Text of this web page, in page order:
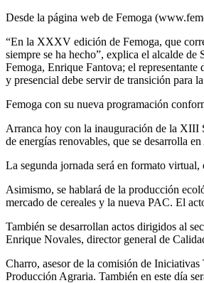
Desde la página web de Femoga
“En la XXXV edición de Femoga, que
siempre se ha hecho”, explica el alcalde
Femoga, Enrique Fantova; el
y presencial debe servir de transición para
Femoga con su nueva programación
Arranca hoy con la inauguración de la XIII
de energías renovables, que se desarrolla
La segunda jornada será en formato
Asimismo, se hablará de la producción
mercado de cereales y la nueva PAC. El
También se desarrollan actos dirigidos al
Enrique Novales, director general de
Charro, asesor de la comisión de
Producción Agraria. También en este día